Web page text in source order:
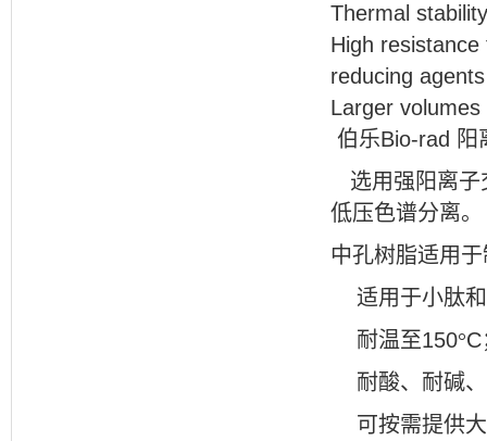
Thermal
High
reducing agents
Larger
伯乐Bio-rad 阳
选用强阳离子
低压色谱分离。
中孔树脂适用
适用于小肽
耐温至150°C
耐酸、耐碱
可按需提供